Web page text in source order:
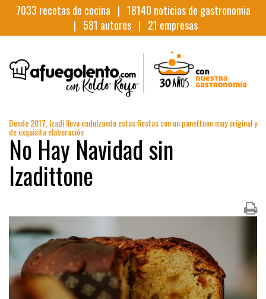
7033 recetas de cocina | 18140 noticias de gastronomia
| 581 autores | 21 empresas
Desde 2017, Izadi lleva endulzando estas fiestas con un panettone muy original y
de exquisita elaboración
No Hay Navidad sin
Izadittone